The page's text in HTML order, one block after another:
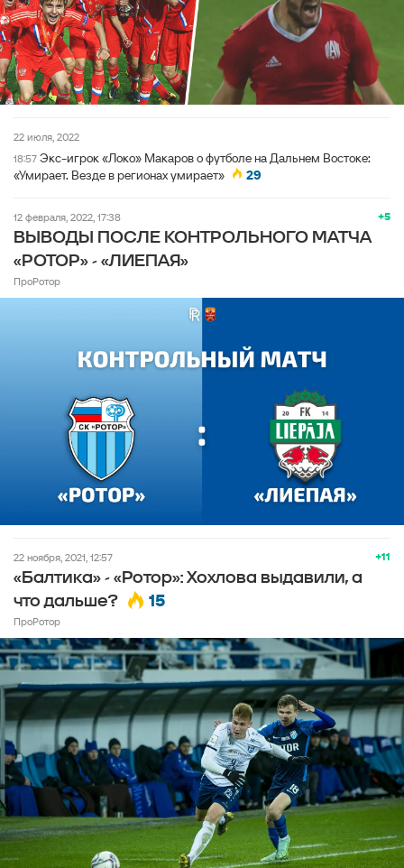
22 июля, 2022
18:57 Экс-игрок «Локо» Макаров о футболе на Дальнем Востоке:
«Умирает. Везде в регионах умирает»
29
+5
12 февраля, 2022, 17:38
ВЫВОДЫ ПОСЛЕ КОНТРОЛЬНОГО МАТЧА
«РОТОР» - «ЛИЕПАЯ»
ПроРотор
+11
22 ноября, 2021, 12:57
«Балтика» - «Ротор»: Хохлова выдавили, а
что дальше?
15
ПроРотор